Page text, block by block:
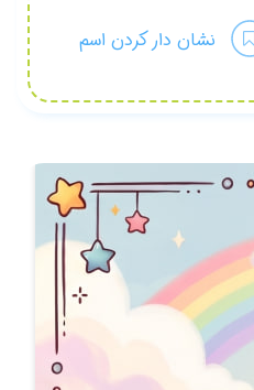
نشان دار کردن اسم